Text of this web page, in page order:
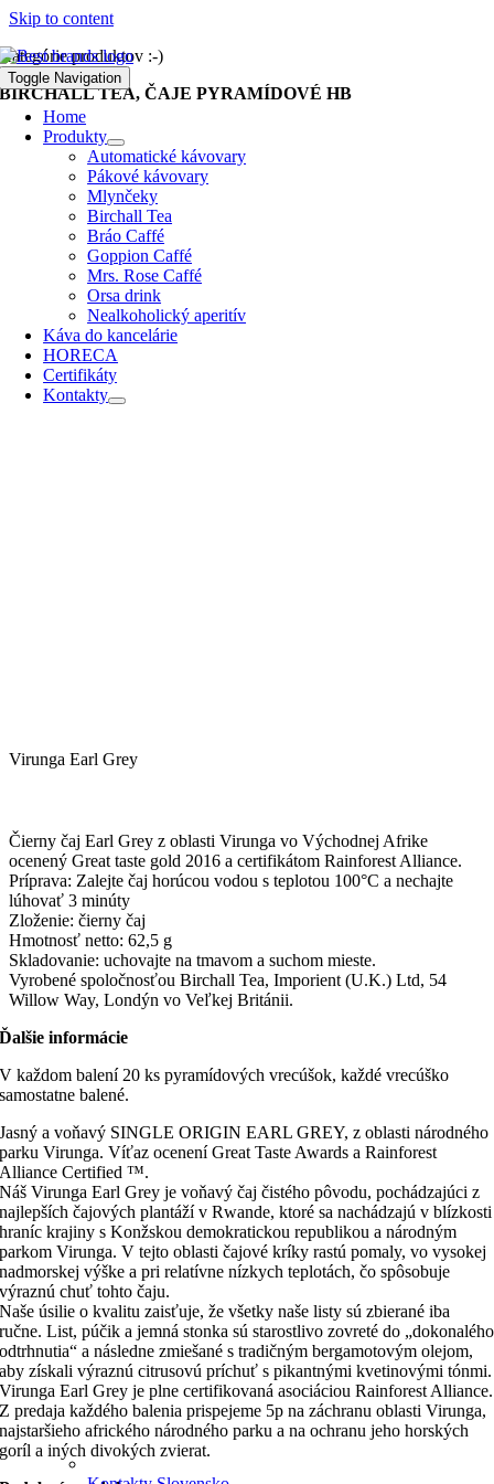
Skip to content
Toggle Navigation
Home
Produkty
Automatické kávovary
Pákové kávovary
Mlynčeky
Birchall Tea
Bráo Caffé
Goppion Caffé
Mrs. Rose Caffé
Orsa drink
Nealkoholický aperitív
Káva do kancelárie
HORECA
Certifikáty
Kontakty
Kategórie produktov :-)
BIRCHALL TEA, ČAJE PYRAMÍDOVÉ HB
Virunga Earl Grey
Čierny čaj Earl Grey z oblasti Virunga vo Východnej Afrike
ocenený Great taste gold 2016 a certifikátom Rainforest Alliance.
Príprava: Zalejte čaj horúcou vodou s teplotou 100°C a nechajte
lúhovať 3 minúty
Zloženie: čierny čaj
Hmotnosť netto: 62,5 g
Skladovanie: uchovajte na tmavom a suchom mieste.
Vyrobené spoločnosťou Birchall Tea, Imporient (U.K.) Ltd, 54
Willow Way, Londýn vo Veľkej Británii.
Ďalšie informácie
V každom balení 20 ks pyramídových vrecúšok, každé vrecúško
samostatne balené.
Jasný a voňavý SINGLE ORIGIN EARL GREY, z oblasti národného
parku Virunga. Víťaz ocenení Great Taste Awards a Rainforest
Alliance Certified ™.
Náš Virunga Earl Grey je voňavý čaj čistého pôvodu, pochádzajúci z
najlepších čajových plantáží v Rwande, ktoré sa nachádzajú v blízkosti
hraníc krajiny s Konžskou demokratickou republikou a národným
parkom Virunga. V tejto oblasti čajové kríky rastú pomaly, vo vysokej
nadmorskej výške a pri relatívne nízkych teplotách, čo spôsobuje
výraznú chuť tohto čaju.
Naše úsilie o kvalitu zaisťuje, že všetky naše listy sú zbierané iba
ručne. List, púčik a jemná stonka sú starostlivo zovreté do „dokonalého
odtrhnutia“ a následne zmiešané s tradičným bergamotovým olejom,
aby získali výraznú citrusovú príchuť s pikantnými kvetinovými tónmi.
Virunga Earl Grey je plne certifikovaná asociáciou Rainforest Alliance.
Z predaja každého balenia prispejeme 5p na záchranu oblasti Virunga,
najstaršieho afrického národného parku a na ochranu jeho horských
goríl a iných divokých zvierat.